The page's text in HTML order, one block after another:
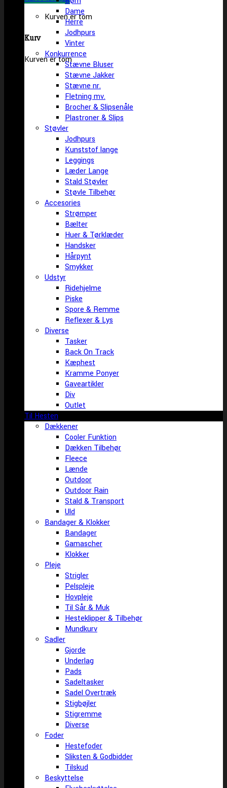
Kurven er tom
Kurv
Kurven er tom
Dame
Herre
Jodhpurs
Vinter
Konkurrence
Stævne Bluser
Stævne Jakker
Stævne nr.
Fletning mv.
Brocher & Slipsenåle
Plastroner & Slips
Støvler
Jodhpurs
Kunststof lange
Leggings
Læder Lange
Stald Støvler
Støvle Tilbehør
Accesories
Strømper
Bælter
Huer & Tørklæder
Handsker
Hårpynt
Smykker
Udstyr
Ridehjelme
Piske
Spore & Remme
Reflexer & Lys
Diverse
Tasker
Back On Track
Kæphest
Kramme Ponyer
Gaveartikler
Div
Outlet
Til Hesten
Dækkener
Cooler Funktion
Dækken Tilbehør
Fleece
Lænde
Outdoor
Outdoor Rain
Stald & Transport
Uld
Bandager & Klokker
Bandager
Gamascher
Klokker
Pleje
Strigler
Pelspleje
Hovpleje
Til Sår & Muk
Hesteklipper & Tilbehør
Mundkurv
Sadler
Gjorde
Underlag
Pads
Sadeltasker
Sadel Overtræk
Stigbøjler
Stigremme
Diverse
Foder
Hestefoder
Sliksten & Godbidder
Tilskud
Beskyttelse